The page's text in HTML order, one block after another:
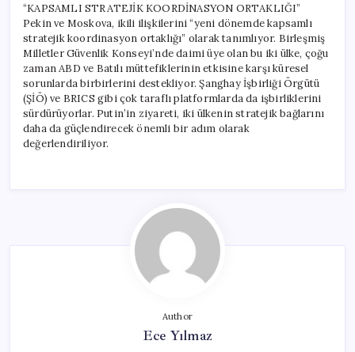
“KAPSAMLI STRATEJİK KOORDİNASYON ORTAKLIĞI”
Pekin ve Moskova, ikili ilişkilerini “yeni dönemde kapsamlı
stratejik koordinasyon ortaklığı” olarak tanımlıyor. Birleşmiş
Milletler Güvenlik Konseyi’nde daimi üye olan bu iki ülke, çoğu
zaman ABD ve Batılı müttefiklerinin etkisine karşı küresel
sorunlarda birbirlerini destekliyor. Şanghay İşbirliği Örgütü
(ŞİÖ) ve BRICS gibi çok taraflı platformlarda da işbirliklerini
sürdürüyorlar. Putin’in ziyareti, iki ülkenin stratejik bağlarını
daha da güçlendirecek önemli bir adım olarak
değerlendiriliyor.
Author
Ece Yılmaz